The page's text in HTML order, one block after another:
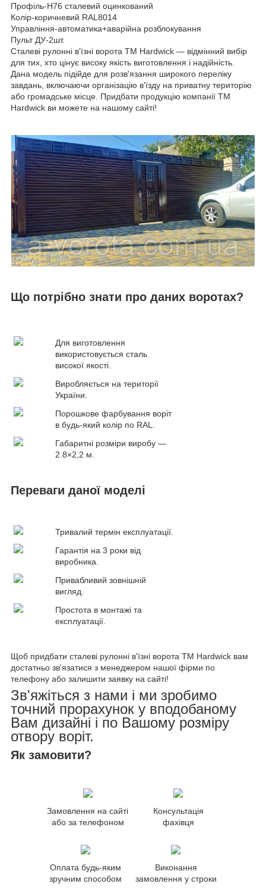
Профіль-H76 сталевий оцинкований
Колір-коричневий RAL8014
Управління-автоматика+аварійна розблокування
Пульт ДУ-2шт.
Сталеві рулонні в'їзні ворота TM Hardwick — відмінний вибір
для тих, хто цінує високу якість виготовлення і надійність.
Дана модель підійде для розв'язання широкого переліку
завдань, включаючи організацію в'їзду на приватну територію
або громадське місце. Придбати продукцію компанії TM
Hardwick ви можете на нашому сайті!
Що потрібно знати про даних воротах?
Для виготовлення
використовується сталь
високої якості.
Виробляється на території
України.
Порошкове фарбування воріт
в будь-який колір по RAL.
Габаритні розміри виробу —
2.8×2,2 м.
Переваги даної моделі
Тривалий термін експлуатації.
Гарантія на 3 роки від
виробника.
Привабливий зовнішній
вигляд.
Простота в монтажі та
експлуатації.
Щоб придбати сталеві рулонні в'їзні ворота TM Hardwick вам
достатньо зв'язатися з менеджером нашої фірми по
телефону або залишити заявку на сайті!
Зв'яжіться з нами і ми зробимо
точний прорахунок у вподобаному
Вам дизайні і по Вашому розміру
отвору воріт.
Як замовити?
Замовлення на сайті
або за телефоном
Консультація
фахівця
Оплата будь-яким
зручним способом
Виконання
замовлення у строки